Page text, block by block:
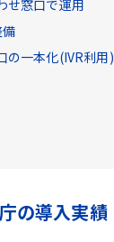
せ窓口で運用
の一本化(IVR利用)​
の導入実績